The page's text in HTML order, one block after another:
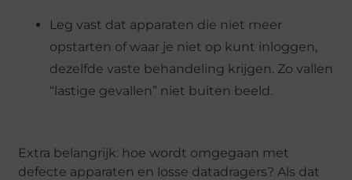
Leg vast dat apparaten die niet meer
opstarten of waar je niet op kunt inloggen,
dezelfde vaste behandeling krijgen. Zo vallen
“lastige gevallen” niet buiten beeld.
Extra belangrijk: hoe wordt omgegaan met
defecte apparaten en losse datadragers? Als dat